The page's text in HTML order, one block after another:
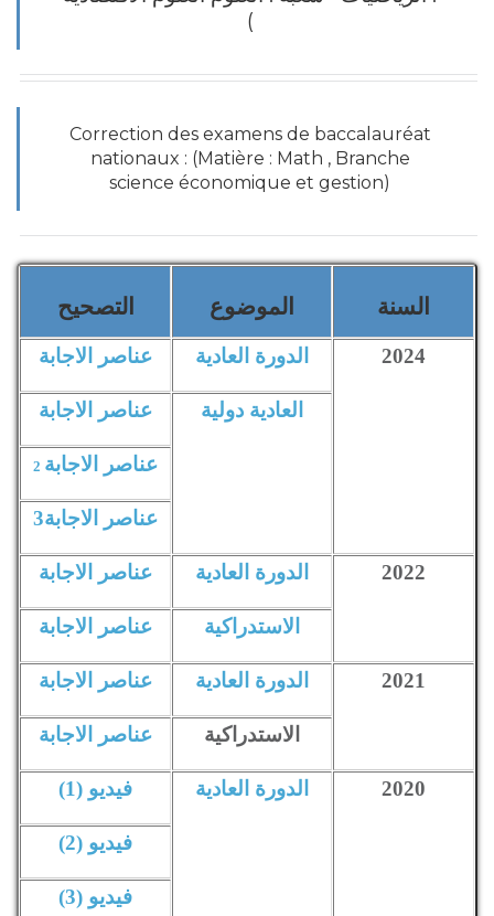
)
Correction des examens de baccalauréat
nationaux : (Matière : Math , Branche
science économique et gestion)
التصحيح الموضوع السنة
عناصر الاجابة الدورة العادية 2024
عناصر الاجابة العادية دولية
عناصر الاجابة
عناصر الاجابة3
عناصر الاجابة الدورة العادية 2022
عناصر الاجابة الاستدراكية
عناصر الاجابة الدورة العادية 2021
عناصر الاجابة الاستدراكية
فيديو (1) الدورة العادية 2020
فيديو (2)
فيديو (3)